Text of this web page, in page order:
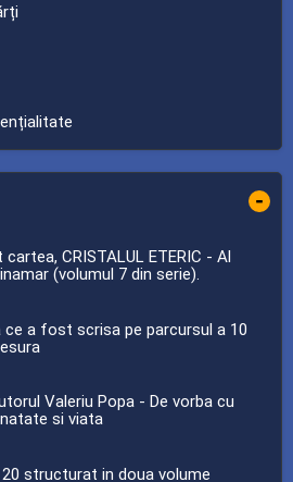
-
CRISTALUL ETERIC - Al
(volumul 7 din serie).
a fost scrisa pe parcursul a 10
Valeriu Popa - De vorba cu
si viata
20 structurat in doua volume